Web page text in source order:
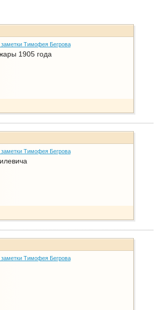
заметки Тимофея Бегрова
1905 года
заметки Тимофея Бегрова
заметки Тимофея Бегрова